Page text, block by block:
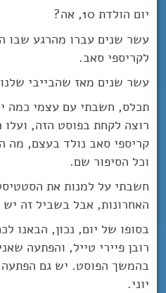
יום הולדת 10, אה?
עשר שנים עברו מהרגע שבו
לקריספי סאב.
עשר שנים מאז שהבייבי שלנו
תכלס, חשבתי עם עצמי כמה
רוצה לקחת בפוסט הזה, ועלו
קריספי סאב נולד בעצם, מה
וכל הסיפור שם.
חשבתי על למנות את
האחרונות, אבל בשביל זה
בסופו של יום, נכון, הבאנו
רובן פיירי טייל, והפתעה
בהמשך הפוסט. יש גם
יוני.